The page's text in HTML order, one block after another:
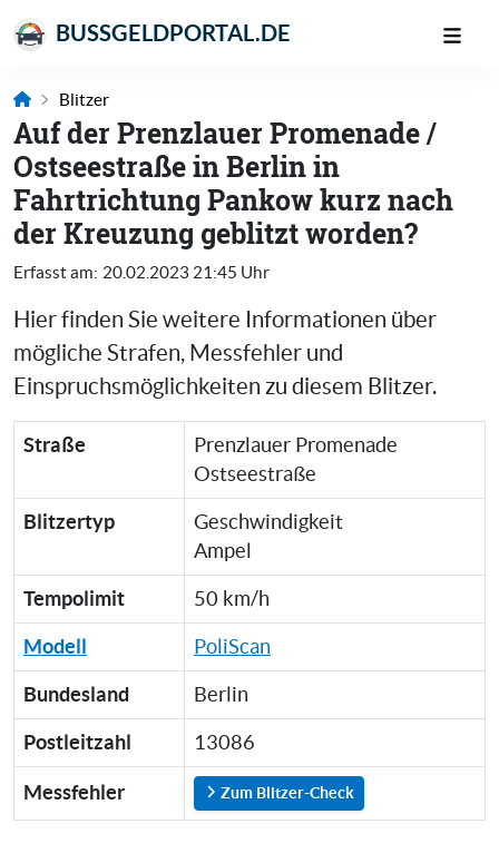
BUSSGELDPORTAL.DE
Blitzer
Auf der Prenzlauer Promenade /
Ostseestraße in Berlin in
Fahrtrichtung Pankow kurz nach
der Kreuzung geblitzt worden?
Erfasst am: 20.02.2023 21:45 Uhr
Hier finden Sie weitere Informationen über
mögliche Strafen, Messfehler und
Einspruchsmöglichkeiten zu diesem Blitzer.
Straße
Prenzlauer Promenade
Ostseestraße
Blitzertyp
Geschwindigkeit
Ampel
Tempolimit 50 km/h
Modell PoliScan
Bundesland Berlin
Postleitzahl 13086
Messfehler Zum Blitzer-Check